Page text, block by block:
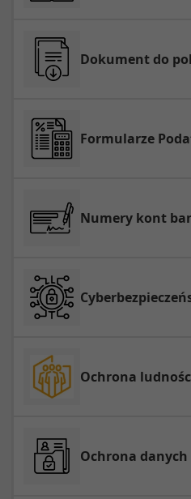
Dokument do
Formularze
Numery kont
Ochrona
Ochrona